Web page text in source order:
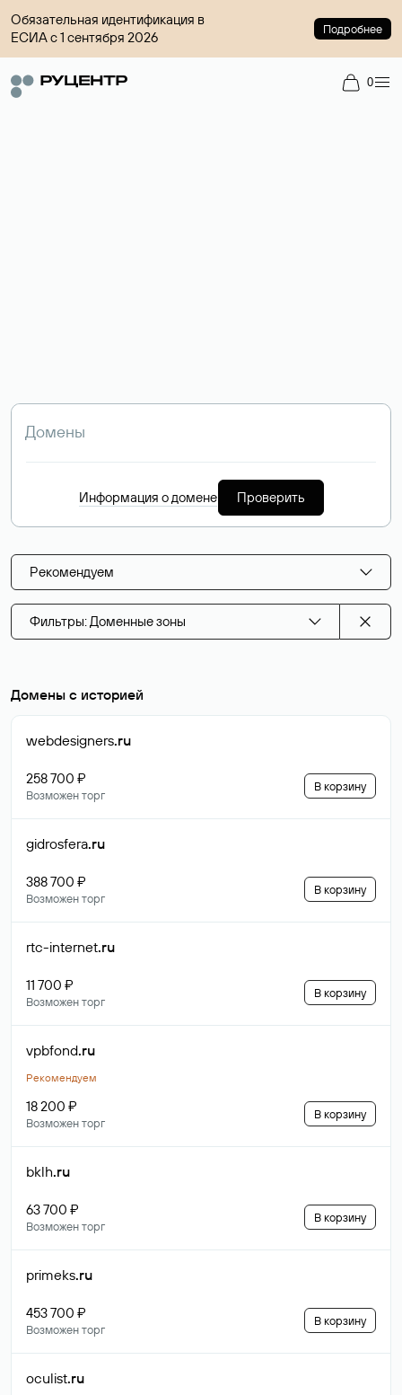
Обязательная идентификация в
ЕСИА с 1 сентября 2026
Подробнее
0
Информация о домене Проверить
Рекомендуем
Фильтры: Доменные зоны
Домены с историей
webdesigners.ru
258 700 ₽
Возможен торг
В корзину
gidrosfera.ru
388 700 ₽
Возможен торг
В корзину
rtc-internet.ru
11 700 ₽
Возможен торг
В корзину
vpbfond.ru
Рекомендуем
18 200 ₽
Возможен торг
В корзину
bklh.ru
63 700 ₽
Возможен торг
В корзину
primeks.ru
453 700 ₽
Возможен торг
В корзину
oculist.ru